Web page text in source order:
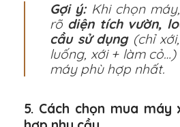
Gợi ý:Khi chọn
rõ diện tích vườn,
cầu sử dụng(chỉ
luống, xới + làm
máy phù hợp nhất.
5. Cách chọn mua máy